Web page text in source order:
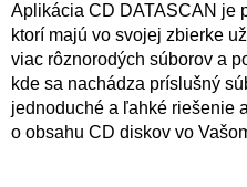
Aplikácia CD DATASCAN je
ktorí majú vo svojej zbierke
viac rôznorodých súborov a
kde sa nachádza príslušný
jednoduché a ľahké riešenie
o obsahu CD diskov vo